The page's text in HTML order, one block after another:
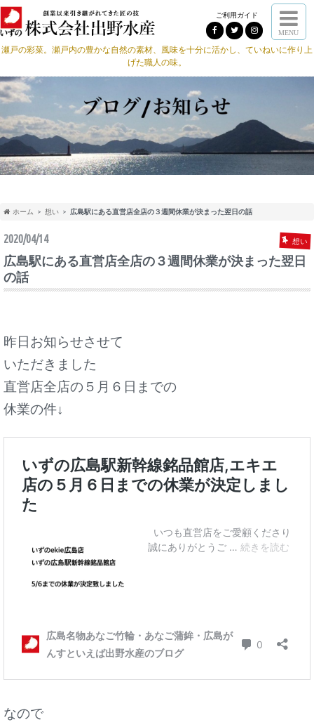
ご利用ガイド
MENU
瀬戸の彩菜。瀬戸内の豊かな自然の素材、風味を十分に活かし、ていねいに作り上
げた職人の味。
ホーム 想い 広島駅にある直営店全店の３週間休業が決まった翌日の話
2020/04/14 想い
広島駅にある直営店全店の３週間休業が決まった翌日
の話
昨日お知らせさせて
いただきました
直営店全店の５月６日までの
休業の件↓
なので